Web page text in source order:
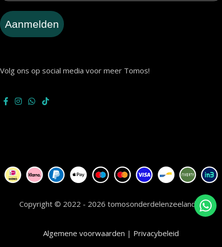
Aanmelden
Volg ons op social media voor meer Tomos!
Copyright © 2022 - 2026 tomosonderdelenzeeland.nl
Algemene voorwaarden | Privacybeleid